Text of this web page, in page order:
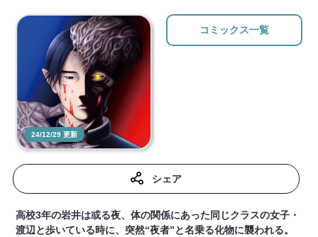
24/12/29 更新
コミックス一覧
シェア
高校3年の岩井は或る夜、体の関係にあった同じクラスの女子・
渡辺と歩いている時に、突然“夜者”と名乗る化物に襲われる。